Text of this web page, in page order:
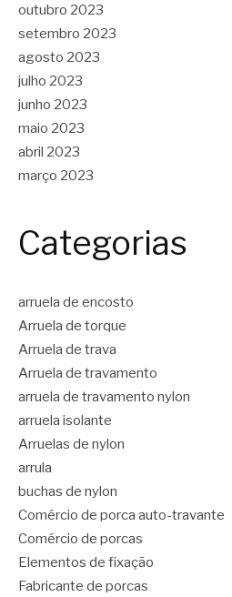
outubro 2023
setembro 2023
agosto 2023
julho 2023
junho 2023
maio 2023
abril 2023
março 2023
Categorias
arruela de encosto
Arruela de torque
Arruela de trava
Arruela de travamento
arruela de travamento nylon
arruela isolante
Arruelas de nylon
arrula
buchas de nylon
Comércio de porca auto-travante
Comércio de porcas
Elementos de fixação
Fabricante de porcas